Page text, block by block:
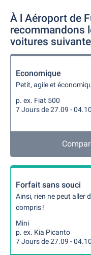
À l Aéroport de
recommandons
voitures
Economique
Petit, agile et
p. ex. Fiat 500
7 Jours de 27.09 -
Forfait sans souci
Ainsi, rien ne peut aller
compris !
Mini
p. ex. Kia Picanto
7 Jours de 27.09 -